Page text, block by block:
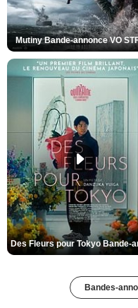
Mutiny Bande-annonce VO
Bandes-